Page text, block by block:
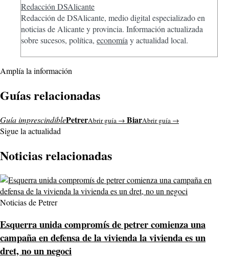
Redacción DSAlicante
Redacción de DSAlicante, medio digital especializado en
noticias de Alicante y provincia. Información actualizada
sobre sucesos, política, economía y actualidad local.
Amplía la información
Guías relacionadas
Guía imprescindiblePetrerAbrir guía → BiarAbrir guía →
Sigue la actualidad
Noticias relacionadas
Noticias de Petrer
Esquerra unida compromís de petrer comienza una
campaña en defensa de la vivienda la vivienda es un
dret, no un negoci